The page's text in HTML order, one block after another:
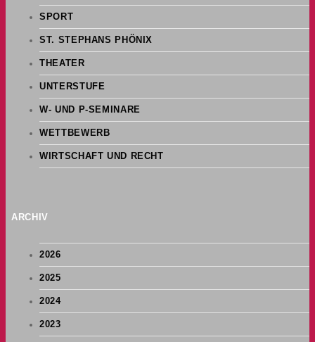
SPORT
ST. STEPHANS PHÖNIX
THEATER
UNTERSTUFE
W- UND P-SEMINARE
WETTBEWERB
WIRTSCHAFT UND RECHT
ARCHIV
2026
2025
2024
2023